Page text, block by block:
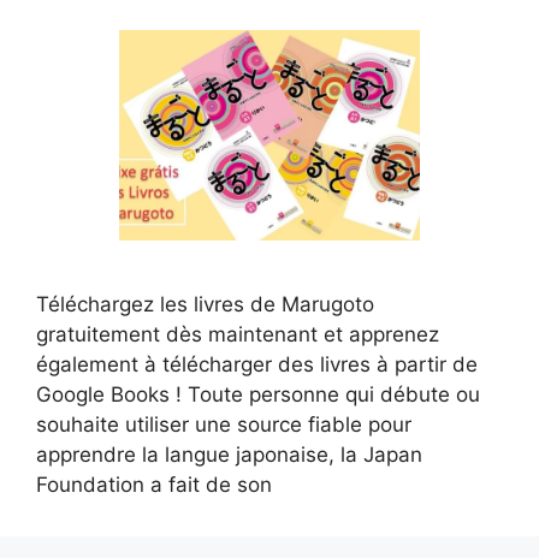
Téléchargez les livres de Marugoto
gratuitement dès maintenant et apprenez
également à télécharger des livres à partir de
Google Books ! Toute personne qui débute ou
souhaite utiliser une source fiable pour
apprendre la langue japonaise, la Japan
Foundation a fait de son